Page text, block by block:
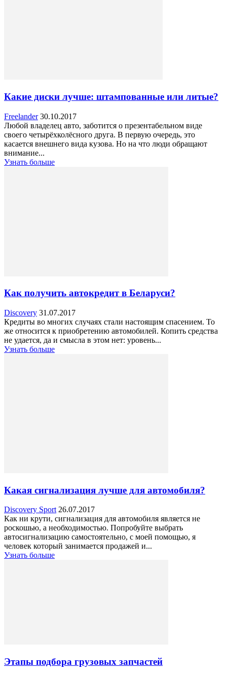
Какие диски лучше: штампованные или литые?
Freelander 30.10.2017
Любой владелец авто, заботится о презентабельном виде
своего четырёхколёсного друга. В первую очередь, это
касается внешнего вида кузова. Но на что люди обращают
внимание...
Узнать больше
Как получить автокредит в Беларуси?
Discovery 31.07.2017
Кредиты во многих случаях стали настоящим спасением. То
же относится к приобретению автомобилей. Копить средства
не удается, да и смысла в этом нет: уровень...
Узнать больше
Какая сигнализация лучше для автомобиля?
Discovery Sport 26.07.2017
Как ни крути, сигнализация для автомобиля является не
роскошью, а необходимостью. Попробуйте выбрать
автосигнализацию самостоятельно, с моей помощью, я
человек который занимается продажей и...
Узнать больше
Этапы подбора грузовых запчастей